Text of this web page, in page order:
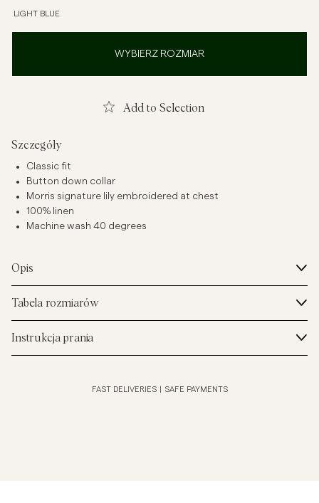
T-shirty
Bielizna
LIGHT BLUE
WYBIERZ ROZMIAR
Add to Selection
Szczegóły
Classic fit
Button down collar
Morris signature lily embroidered at chest
100% linen
Machine wash 40 degrees
Opis
Tabela rozmiarów
Instrukcja prania
FAST DELIVERIES SAFE PAYMENTS